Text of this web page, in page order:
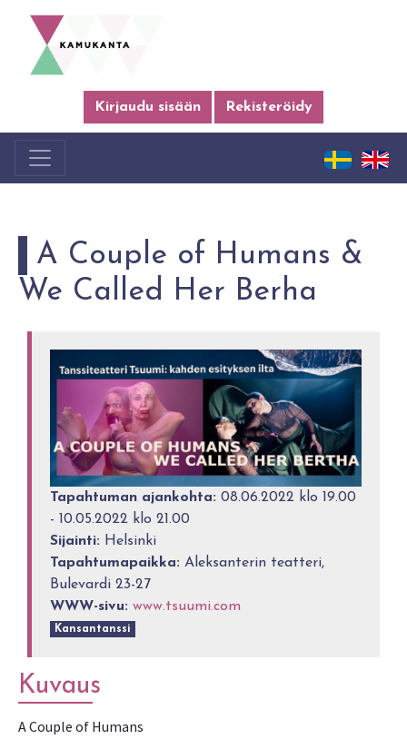
Kirjaudu sisään Rekisteröidy
A Couple of Humans &
We Called Her Berha
Tapahtuman ajankohta: 08.06.2022 klo 19.00
- 10.05.2022 klo 21.00
Sijainti: Helsinki
Tapahtumapaikka: Aleksanterin teatteri,
Bulevardi 23-27
WWW-sivu: www.tsuumi.com
Kansantanssi
Kuvaus
A Couple of Humans